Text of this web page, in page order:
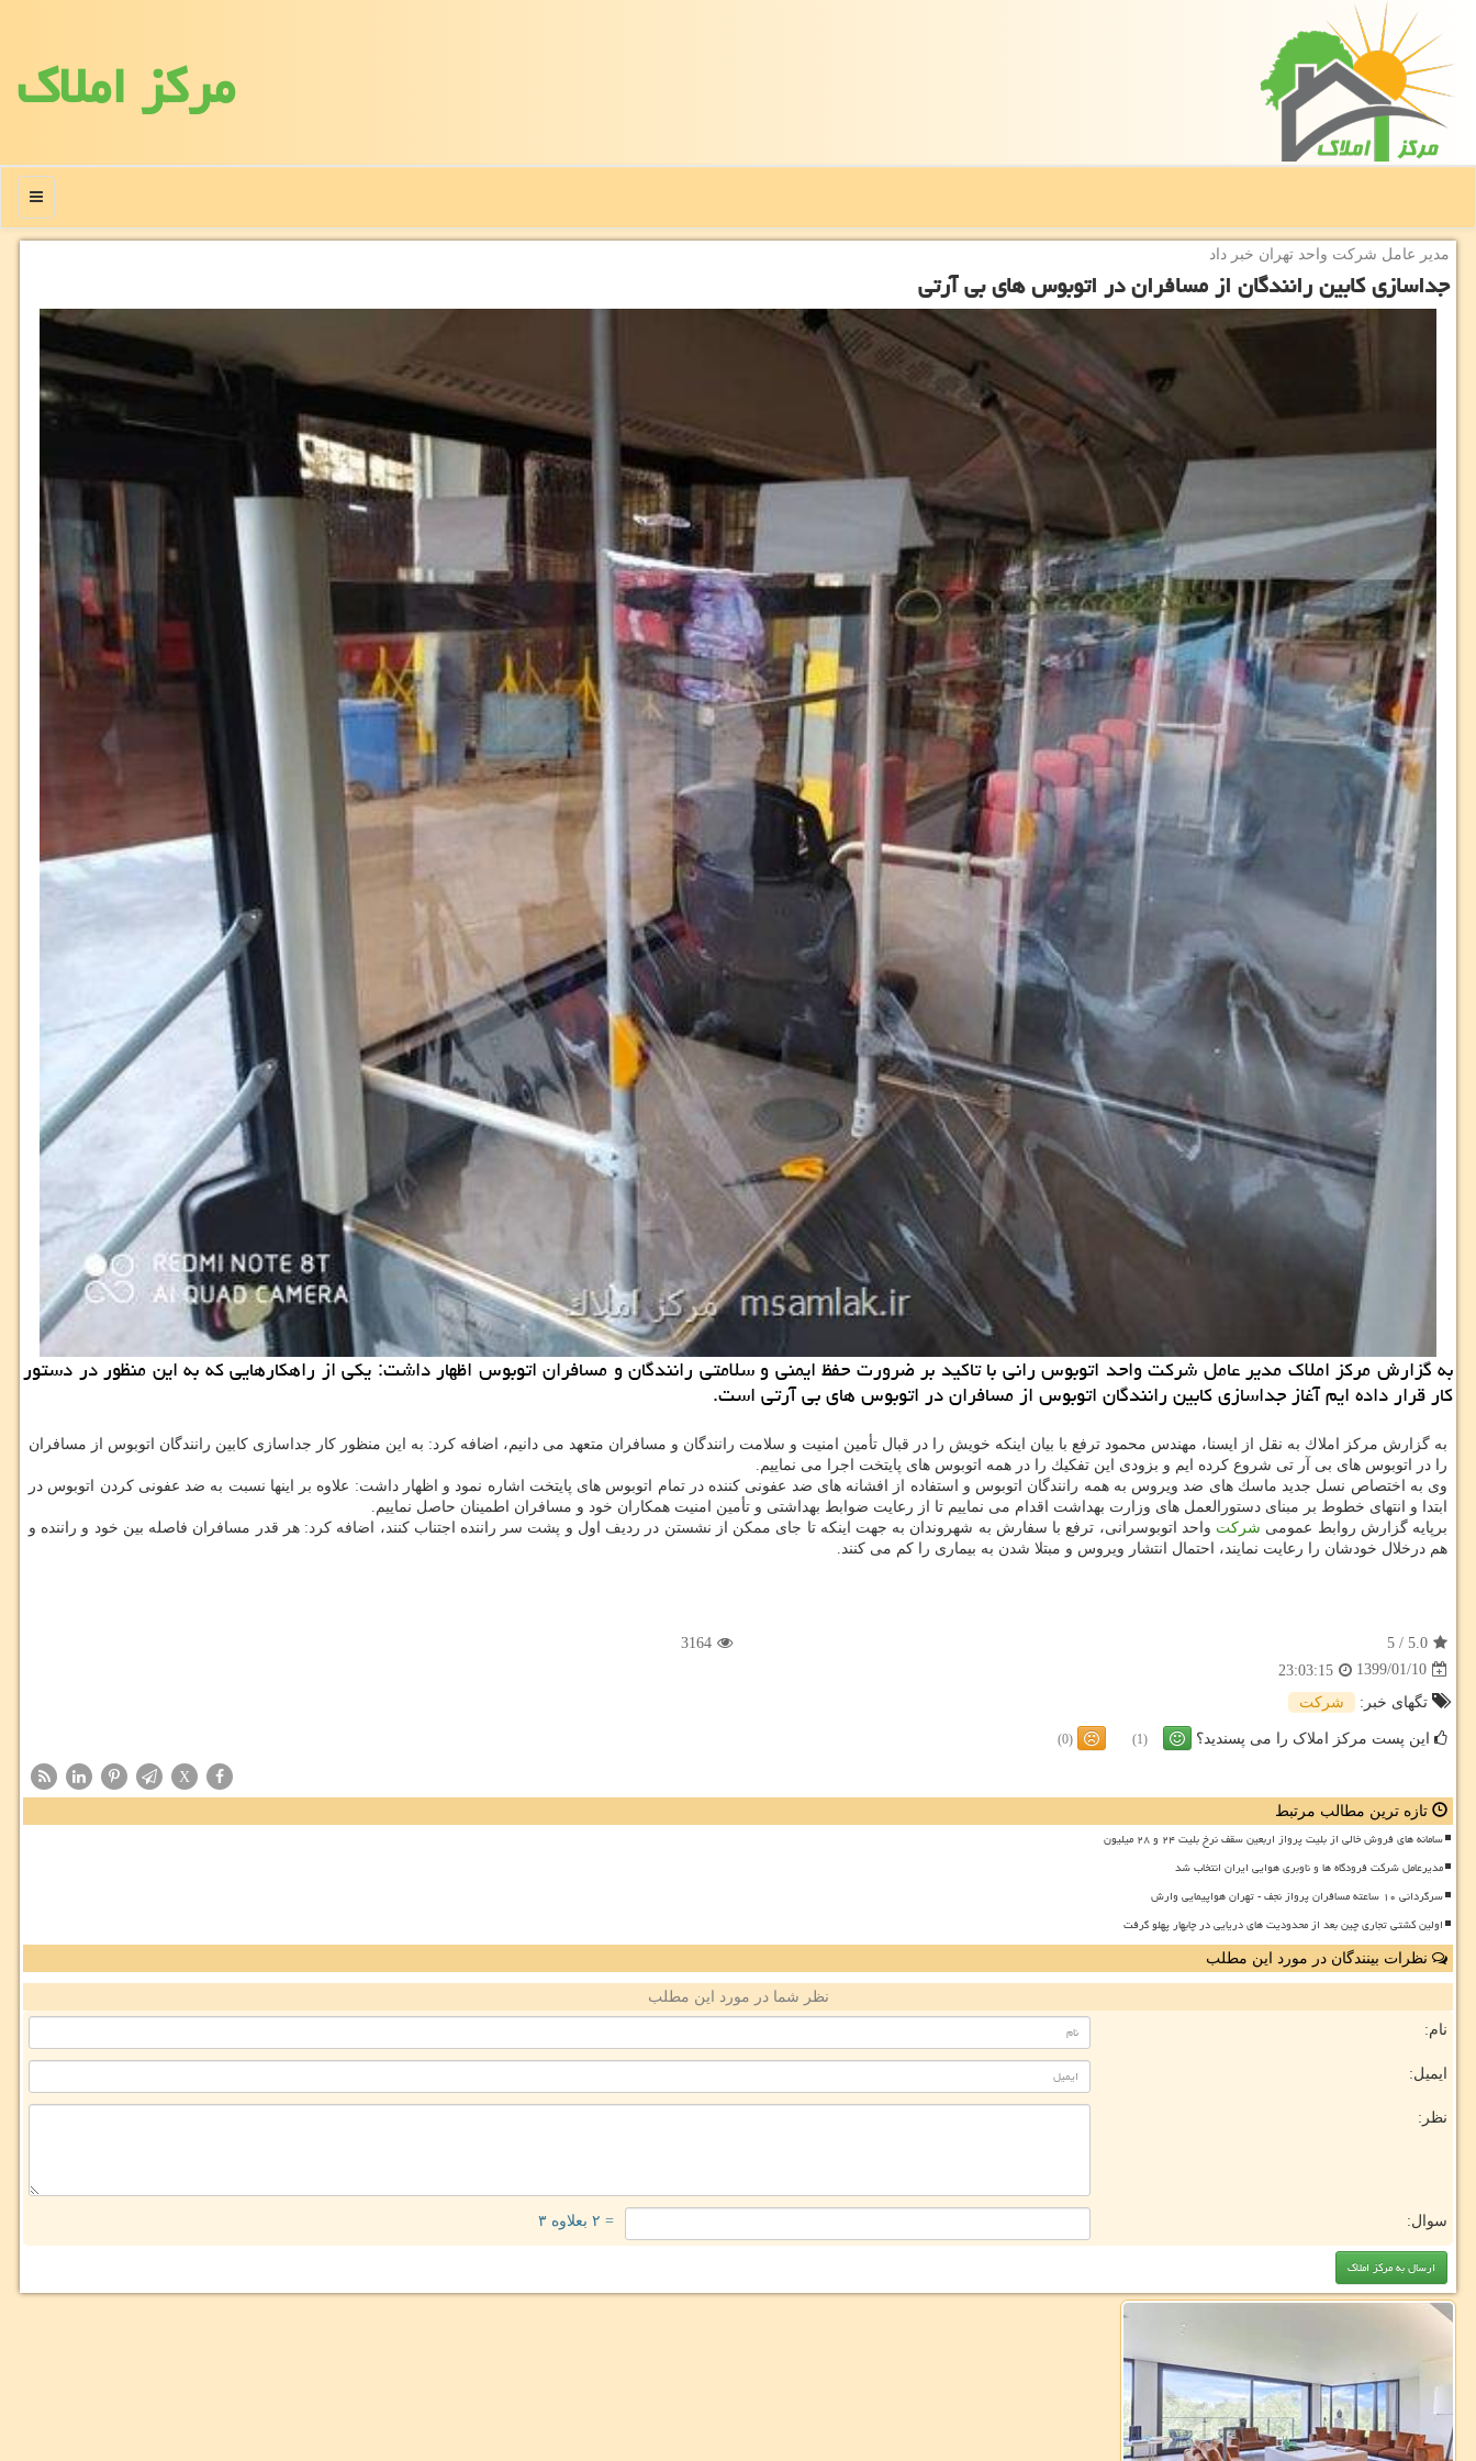
مركز املاك
منو
مدیر عامل شركت واحد تهران خبر داد
جداسازی كابین رانندگان از مسافران در اتوبوس های بی آرتی
به گزارش مركز املاك مدیر عامل شركت واحد اتوبوس رانی با تاكید بر ضرورت حفظ ایمنی و سلامتی رانندگان و مسافران اتوبوس اظهار داشت: یكی از راهكارهایی كه به این منظور در دستور
كار قرار داده ایم آغاز جداسازی كابین رانندگان اتوبوس از مسافران در اتوبوس های بی آرتی است.
به گزارش مركز املاك به نقل از ایسنا، مهندس محمود ترفع با بیان اینكه خویش را در قبال تأمین امنیت و سلامت رانندگان و مسافران متعهد می دانیم، اضافه كرد: به این منظور كار جداسازی كابین رانندگان اتوبوس از مسافران
را در اتوبوس های بی آر تی شروع كرده ایم و بزودی این تفكیك را در همه اتوبوس های پایتخت اجرا می نماییم.
وی به اختصاص نسل جدید ماسك های ضد ویروس به همه رانندگان اتوبوس و استفاده از افشانه های ضد عفونی كننده در تمام اتوبوس های پایتخت اشاره نمود و اظهار داشت: علاوه بر اینها نسبت به ضد عفونی كردن اتوبوس در
ابتدا و انتهای خطوط بر مبنای دستورالعمل های وزارت بهداشت اقدام می نماییم تا از رعایت ضوابط بهداشتی و تأمین امنیت همكاران خود و مسافران اطمینان حاصل نماییم.
برپایه گزارش روابط عمومی شركت واحد اتوبوسرانی، ترفع با سفارش به شهروندان به جهت اینكه تا جای ممكن از نشستن در ردیف اول و پشت سر راننده اجتناب كنند، اضافه كرد: هر قدر مسافران فاصله بین خود و راننده و
هم درخلال خودشان را رعایت نمایند، احتمال انتشار ویروس و مبتلا شدن به بیماری را كم می كنند.
5.0
/
5
3164
1399/01/10
23:03:15
تگهای خبر:
شركت
این پست مرکز املاک را می پسندید؟ (1)
(0)
X
تازه ترین مطالب مرتبط
سامانه های فروش خالی از بلیت پرواز اربعین سقف نرخ بلیت ۲۴ و ۲۸ میلیون
مدیرعامل شرکت فرودگاه ها و ناوبری هوایی ایران انتخاب شد
سرگردانی ۱۰ ساعته مسافران پرواز نجف - تهران هواپیمایی وارش
اولین کشتی تجاری چین بعد از محدودیت های دریایی در چابهار پهلو گرفت
نظرات بینندگان در مورد این مطلب
نظر شما در مورد این مطلب
نام:
ایمیل:
نظر:
سوال: = ۲ بعلاوه ۳